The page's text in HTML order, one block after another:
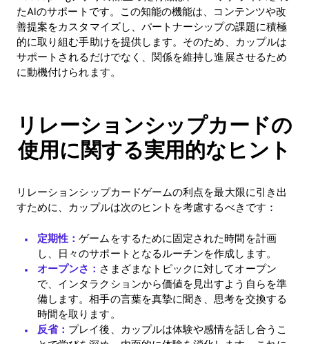
たAIのサポートです。この知能の機能は、コンテンツや改
善提案をカスタマイズし、パートナーシップの課題に積極
的に取り組む手助けを提供します。そのため、カップルは
サポートされるだけでなく、関係を維持し進展させるため
に動機付けられます。
リレーションシップカードの
使用に関する実用的なヒント
リレーションシップカードゲームの利点を最大限に引き出
すために、カップルは次のヒントを考慮するべきです：
定期性：ゲームをするために固定された時間を計画
し、日々のサポートとなるルーチンを作成します。
オープンさ： さまざまなトピックに対してオープン
で、インタラクションから価値を見出すよう自らを準
備します。相手の言葉を真摯に聞き、思考を交換する
時間を取ります。
反省： プレイ後、カップルは体験や感情を話し合うこ